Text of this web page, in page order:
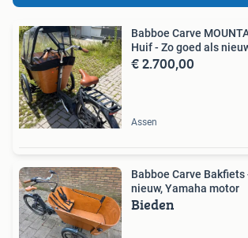
Babboe Carve
Huif - Zo goed als
€ 2.700,00
Assen
Babboe Carve Bakfiets
nieuw, Yamaha motor
Bieden